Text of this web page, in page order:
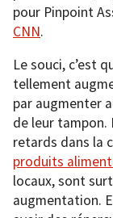
pour Pinpoint
CNN.
Le souci, c’est
tellement
par augmenter
de leur tampon.
retards dans la
produits
locaux, sont
augmentation.